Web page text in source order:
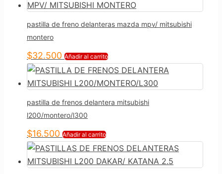
pastilla de freno delanteras mazda mpv/ mitsubishi
montero
$32.500 Añadir al carrito
pastilla de frenos delantera mitsubishi
l200/montero/l300
$16.500 Añadir al carrito